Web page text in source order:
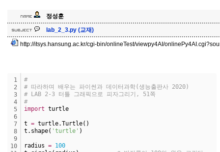
정성훈
lab_2_3.py (교재)
http://itsys.hansung.ac.kr/cgi-bin/onlineTest/viewpy4AI/
1
2
3
4
5
6
7
8
9
10
#
# 따라하며 배우는 파이썬과 데이터과학(생능출판사 2020)
# LAB 2-3 터틀 그래픽으로 피자그리기, 51쪽
#
import turtle
t = turtle.Turtle()
t.shape( 'turtle' )
radius = 100